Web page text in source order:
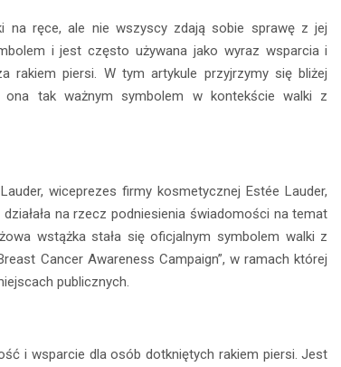
na ręce, ale nie wszyscy zdają sobie sprawę z jej
i jest często używana jako wyraz wsparcia i
rakiem piersi. W tym artykule przyjrzymy się bliżej
tak ważnym symbolem w kontekście walki z
wiceprezes firmy kosmetycznej Estée Lauder,
na rzecz podniesienia świadomości na temat
wstążka stała się oficjalnym symbolem walki z
Cancer Awareness Campaign”, w ramach której
publicznych.
i wsparcie dla osób dotkniętych rakiem piersi. Jest